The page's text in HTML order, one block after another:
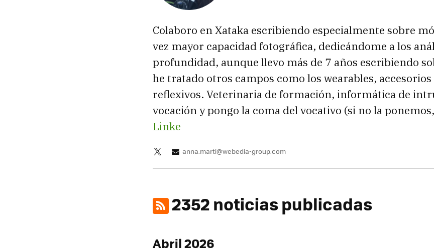
Colaboro en Xataka escribiendo especialmente sobre
vez mayor capacidad fotográfica, dedicándome a los
profundidad, aunque llevo más de 7 años escribiendo
he tratado otros campos como los wearables,
reflexivos. Veterinaria de formación, informática de
vocación y pongo la coma del vocativo (si no la
Linke
anna.marti@webedia-group.com
2352 noticias publicadas
Abril 2026